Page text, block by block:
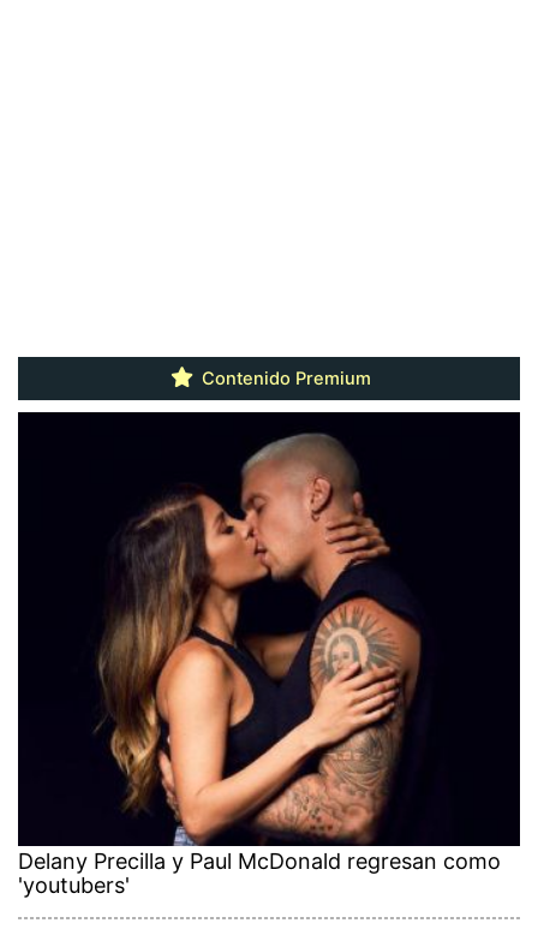
Contenido Premium
Delany Precilla y Paul McDonald regresan como
'youtubers'